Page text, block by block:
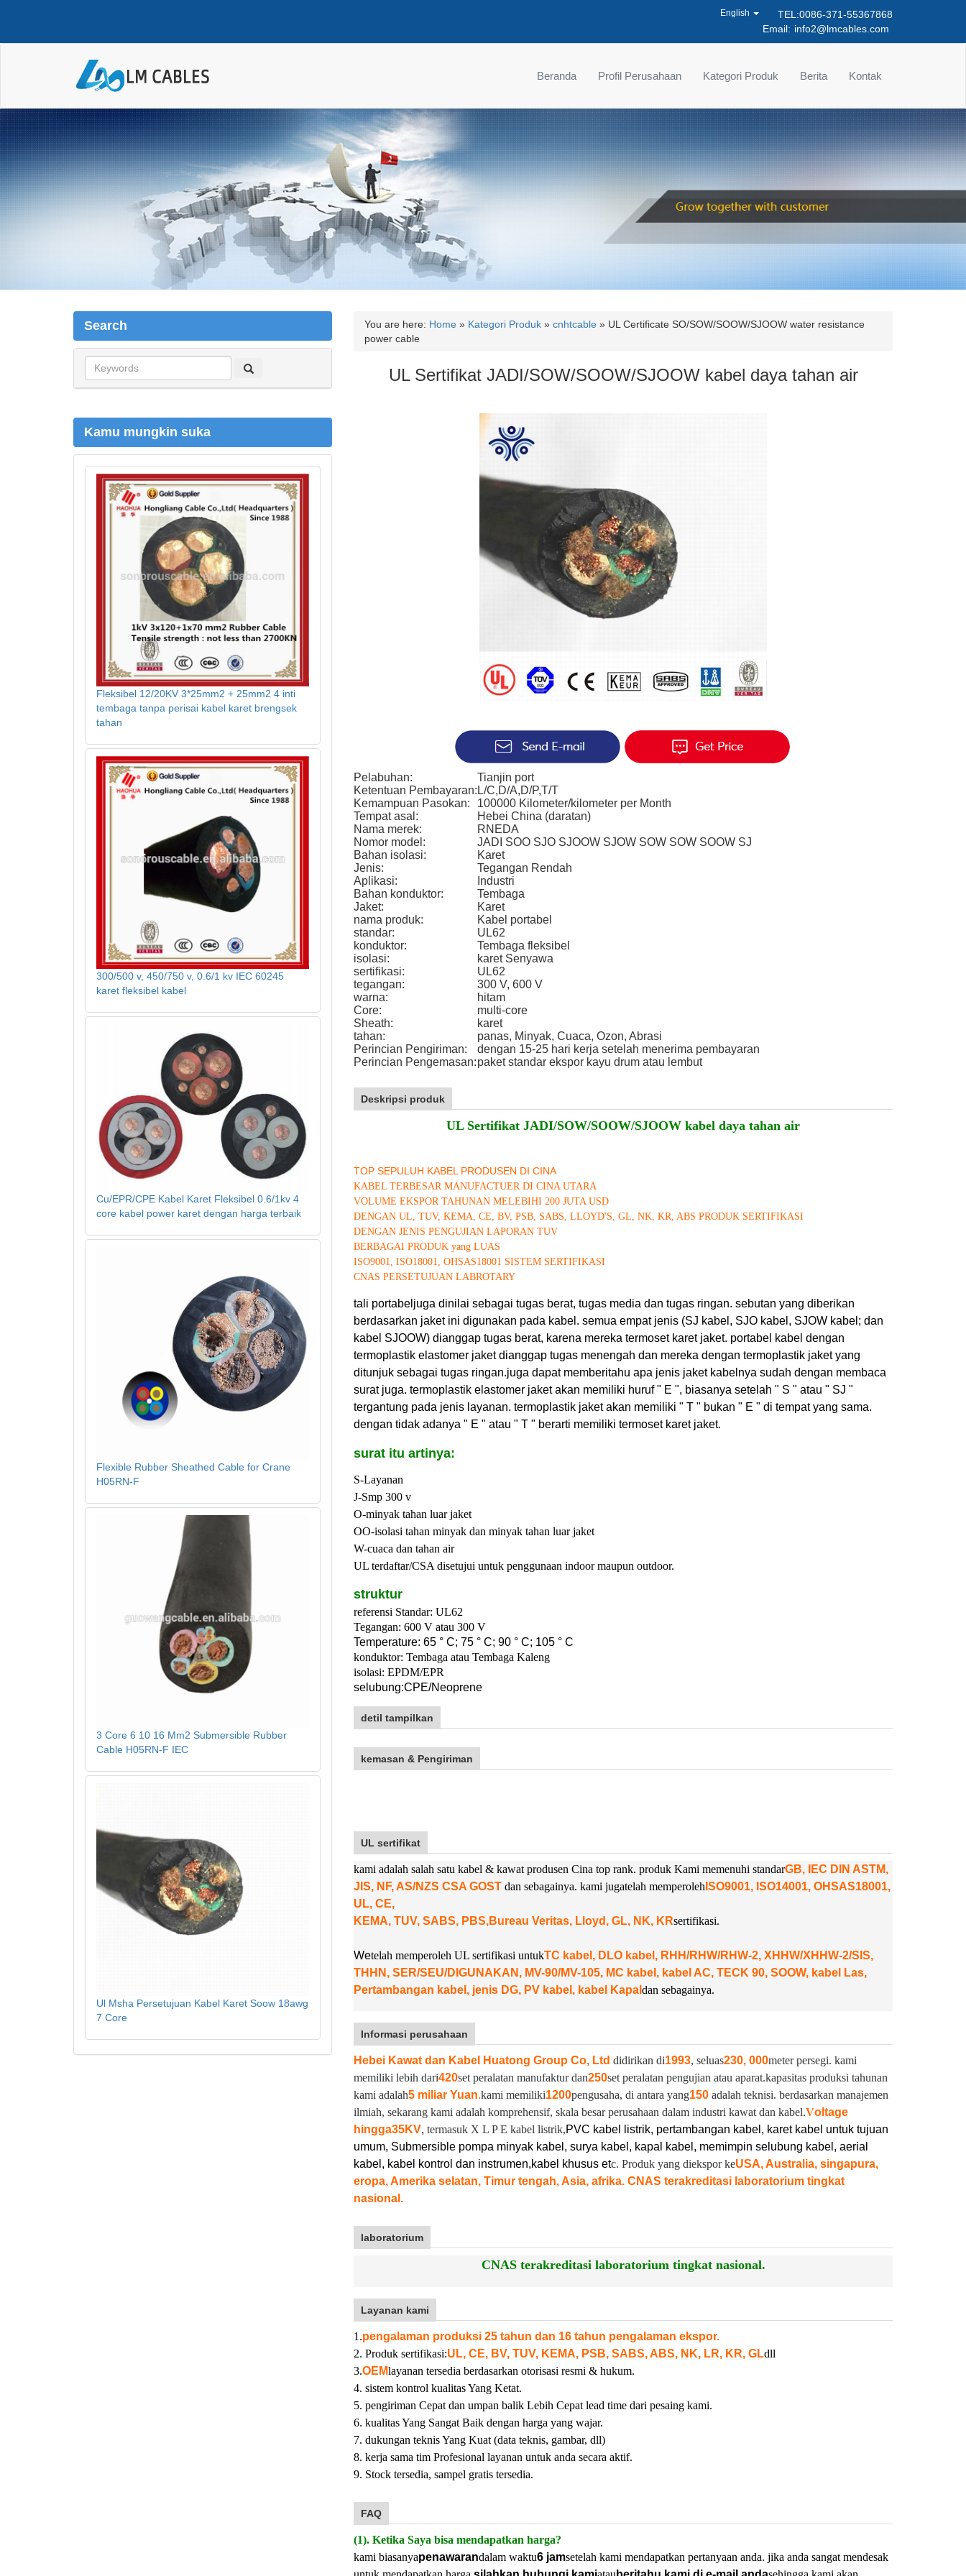
TEL:0086-371-55367868
Email: info2@lmcables.com
English
Beranda Profil Perusahaan Kategori Produk Berita Kontak
You are here: Home » Kategori Produk » cnhtcable » UL Certificate SO/SOW/SOOW/SJOOW water resistance
power cable
UL Sertifikat JADI/SOW/SOOW/SJOOW kabel daya tahan air
Pelabuhan:
Tianjin port
Ketentuan Pembayaran: L/C,D/A,D/P,T/T
Kemampuan Pasokan:
100000 Kilometer/kilometer per Month
Tempat asal:
Hebei China (daratan)
Nama merek:
RNEDA
Nomor model:
JADI SOO SJO SJOOW SJOW SOW SOW SOOW SJ
Bahan isolasi:
Karet
Jenis:
Tegangan Rendah
Aplikasi:
Industri
Bahan konduktor:
Tembaga
Jaket:
Karet
nama produk:
Kabel portabel
standar:
UL62
konduktor:
Tembaga fleksibel
isolasi:
karet Senyawa
sertifikasi:
UL62
tegangan:
300 V, 600 V
warna:
hitam
Core:
multi-core
Sheath:
karet
tahan:
panas, Minyak, Cuaca, Ozon, Abrasi
Perincian Pengiriman:
dengan 15-25 hari kerja setelah menerima pembayaran
Perincian Pengemasan:paket standar ekspor kayu drum atau lembut
Deskripsi produk
UL Sertifikat JADI/SOW/SOOW/SJOOW kabel daya tahan air
TOP SEPULUH KABEL PRODUSEN DI CINA
KABEL TERBESAR MANUFACTUER DI CINA UTARA
VOLUME EKSPOR TAHUNAN MELEBIHI 200 JUTA USD
DENGAN UL, TUV, KEMA, CE, BV, PSB, SABS, LLOYD'S, GL, NK, KR, ABS PRODUK SERTIFIKASI
DENGAN JENIS PENGUJIAN LAPORAN TUV
BERBAGAI PRODUK yang LUAS
ISO9001, ISO18001, OHSAS18001 SISTEM SERTIFIKASI
CNAS PERSETUJUAN LABROTARY
tali portabel juga dinilai sebagai tugas berat, tugas media dan tugas ringan. sebutan yang diberikan
berdasarkan jaket ini digunakan pada kabel. semua empat jenis (SJ kabel, SJO kabel, SJOW kabel; dan
kabel SJOOW) dianggap tugas berat, karena mereka termoset karet jaket. portabel kabel dengan
termoplastik elastomer jaket dianggap tugas menengah dan mereka dengan termoplastik jaket yang
ditunjuk sebagai tugas ringan.juga dapat memberitahu apa jenis jaket kabelnya sudah dengan membaca
surat juga. termoplastik elastomer jaket akan memiliki huruf " E ", biasanya setelah " S " atau " SJ "
tergantung pada jenis layanan. termoplastik jaket akan memiliki " T " bukan " E " di tempat yang sama.
dengan tidak adanya " E " atau " T " berarti memiliki termoset karet jaket.
surat itu artinya:
S-Layanan
J-Smp 300 v
O-minyak tahan luar jaket
OO-isolasi tahan minyak dan minyak tahan luar jaket
W-cuaca dan tahan air
UL terdaftar/CSA disetujui untuk penggunaan indoor maupun outdoor.
struktur
referensi Standar: UL62
Tegangan: 600 V atau 300 V
Temperature: 65 ° C; 75 ° C; 90 ° C; 105 ° C
konduktor: Tembaga atau Tembaga Kaleng
isolasi: EPDM/EPR
selubung:CPE/Neoprene
detil tampilkan
kemasan & Pengiriman
UL sertifikat
kami adalah salah satu kabel & kawat produsen Cina top rank. produk Kami memenuhi standarGB, IEC DIN ASTM,
JIS, NF, AS/NZS CSA GOST dan sebagainya. kami jugatelah memperoleh ISO9001, ISO14001, OHSAS18001,
UL, CE,
KEMA, TUV, SABS, PBS,Bureau Veritas, Lloyd, GL, NK, KRsertifikasi.
Wetelah memperoleh UL sertifikasi untukTC kabel, DLO kabel, RHH/RHW/RHW-2, XHHW/XHHW-2/SIS,
THHN, SER/SEU/DIGUNAKAN, MV-90/MV-105, MC kabel, kabel AC, TECK 90, SOOW, kabel Las,
Pertambangan kabel, jenis DG, PV kabel, kabel Kapal dan sebagainya.
Informasi perusahaan
Hebei Kawat dan Kabel Huatong Group Co, Ltd didirikan di1993, seluas230, 000meter persegi. kami
memiliki lebih dari420set peralatan manufaktur dan250set peralatan pengujian atau aparat.kapasitas produksi tahunan
kami adalah5 miliar Yuan.kami memiliki1200pengusaha, di antara yang150 adalah teknisi. berdasarkan manajemen
ilmiah, sekarang kami adalah komprehensif, skala besar perusahaan dalam industri kawat dan kabel.Voltage
hingga35KV, termasuk X L P E kabel listrik,PVC kabel listrik, pertambangan kabel, karet kabel untuk tujuan
umum, Submersible pompa minyak kabel, surya kabel, kapal kabel, memimpin selubung kabel, aerial
kabel, kabel kontrol dan instrumen,kabel khusus etc. Produk yang diekspor keUSA, Australia, singapura,
eropa, Amerika selatan, Timur tengah, Asia, afrika. CNAS terakreditasi laboratorium tingkat
nasional.
laboratorium
CNAS terakreditasi laboratorium tingkat nasional.
Layanan kami
1.pengalaman produksi 25 tahun dan 16 tahun pengalaman ekspor.
2. Produk sertifikasi:UL, CE, BV, TUV, KEMA, PSB, SABS, ABS, NK, LR, KR, GLdll
3.OEMlayanan tersedia berdasarkan otorisasi resmi & hukum.
4. sistem kontrol kualitas Yang Ketat.
5. pengiriman Cepat dan umpan balik Lebih Cepat lead time dari pesaing kami.
6. kualitas Yang Sangat Baik dengan harga yang wajar.
7. dukungan teknis Yang Kuat (data teknis, gambar, dll)
8. kerja sama tim Profesional layanan untuk anda secara aktif.
9. Stock tersedia, sampel gratis tersedia.
FAQ
(1). Ketika Saya bisa mendapatkan harga?
kami biasanyapenawarandalam waktu6 jamsetelah kami mendapatkan pertanyaan anda. jika anda sangat mendesak
Search
e
a
c
h
Kamu mungkin suka
Fleksibel 12/20KV 3*25mm2 + 25mm2 4 inti
tembaga tanpa perisai kabel karet brengsek
tahan
300/500 v, 450/750 v, 0.6/1 kv IEC 60245
karet fleksibel kabel
Cu/EPR/CPE Kabel Karet Fleksibel 0.6/1kv 4
core kabel power karet dengan harga terbaik
Flexible Rubber Sheathed Cable for Crane
H05RN-F
3 Core 6 10 16 Mm2 Submersible Rubber
Cable H05RN-F IEC
Ul Msha Persetujuan Kabel Karet Soow 18awg
7 Core